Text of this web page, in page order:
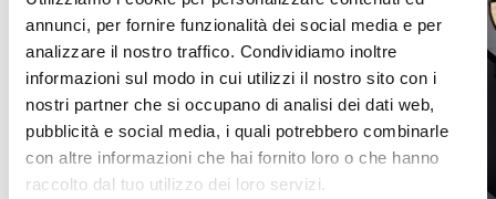
annunci, per fornire funzionalità dei social media e per
analizzare il nostro traffico. Condividiamo inoltre
informazioni sul modo in cui utilizzi il nostro sito con i
nostri partner che si occupano di analisi dei dati web,
pubblicità e social media, i quali potrebbero combinarle
con altre informazioni che hai fornito loro o che hanno
raccolto dal tuo utilizzo dei loro servizi.